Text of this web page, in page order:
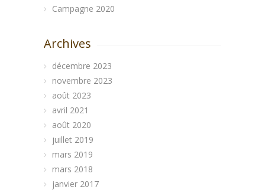
Campagne 2020
Archives
décembre 2023
novembre 2023
août 2023
avril 2021
août 2020
juillet 2019
mars 2019
mars 2018
janvier 2017